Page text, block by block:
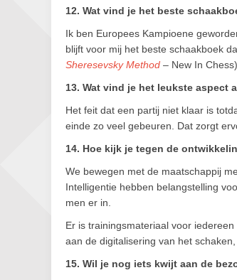
12. Wat vind je het beste
Ik ben Europees Kampioene
blijft voor mij het beste schaakboek
Sheresevsky Method – New In Chess).
13. Wat vind je het leukste aspect
Het feit dat een partij niet klaar is
einde zo veel gebeuren. Dat zorgt
14. Hoe kijk je tegen de
We bewegen met de maatschappij
Intelligentie hebben belangstelling
men er in.
Er is trainingsmateriaal voor
aan de digitalisering van het
15. Wil je nog iets kwijt aan de